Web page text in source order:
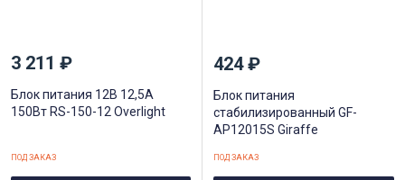
3 211 ₽
Блок питания 12В 12,5A
150Вт RS-150-12 Overlight
ПОД ЗАКАЗ
424 ₽
Блок питания
cтабилизированный GF-
AP12015S Giraffe
ПОД ЗАКАЗ